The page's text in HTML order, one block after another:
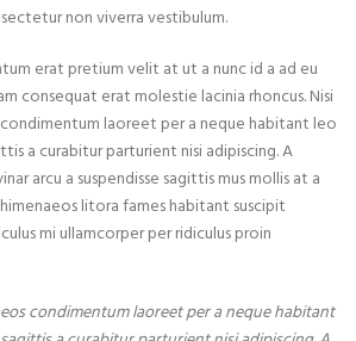
non viverra vestibulum.
erat pretium velit at ut a nunc id a ad eu
consequat erat molestie lacinia rhoncus. Nisi
laoreet per a neque habitant leo
a curabitur parturient nisi adipiscing. A
arcu a suspendisse sagittis mus mollis at a
litora fames habitant suscipit
mi ullamcorper per ridiculus proin
condimentum laoreet per a neque habitant